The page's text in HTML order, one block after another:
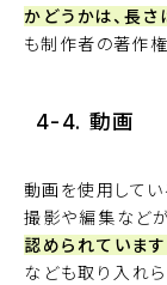
かどうかは、長
も制作者の著作権
4-4. 動画
動画を使用して
撮影や編集など
認められています
なども取り入れ